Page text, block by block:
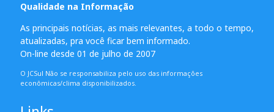
Qualidade na Informação
As principais notícias, as mais relevantes, a todo o tempo,
atualizadas, pra você ficar bem informado.
On-line desde 01 de julho de 2007
O JCSul Não se responsabiliza pelo uso das informações
econômicas/clima disponibilizados.